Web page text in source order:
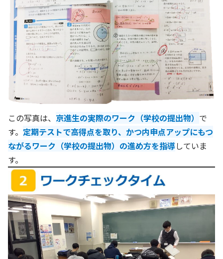
この写真は、 京進生の実際のワーク（学校の提出物） で
す。 定期テストで高得点を取り、かつ内申点アップにもつ
ながるワーク（学校の提出物）の進め方を指導していま
す。